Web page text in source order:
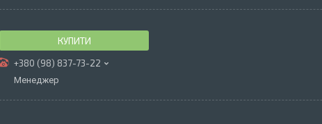
КУПИТИ
+380 (98) 837-73-22
Менеджер